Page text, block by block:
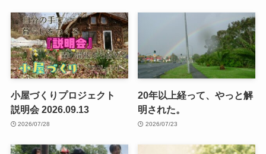
小屋づくりプロジェクト
説明会 2026.09.13
2026/07/28
20年以上経って、やっと解
明された。
2026/07/23